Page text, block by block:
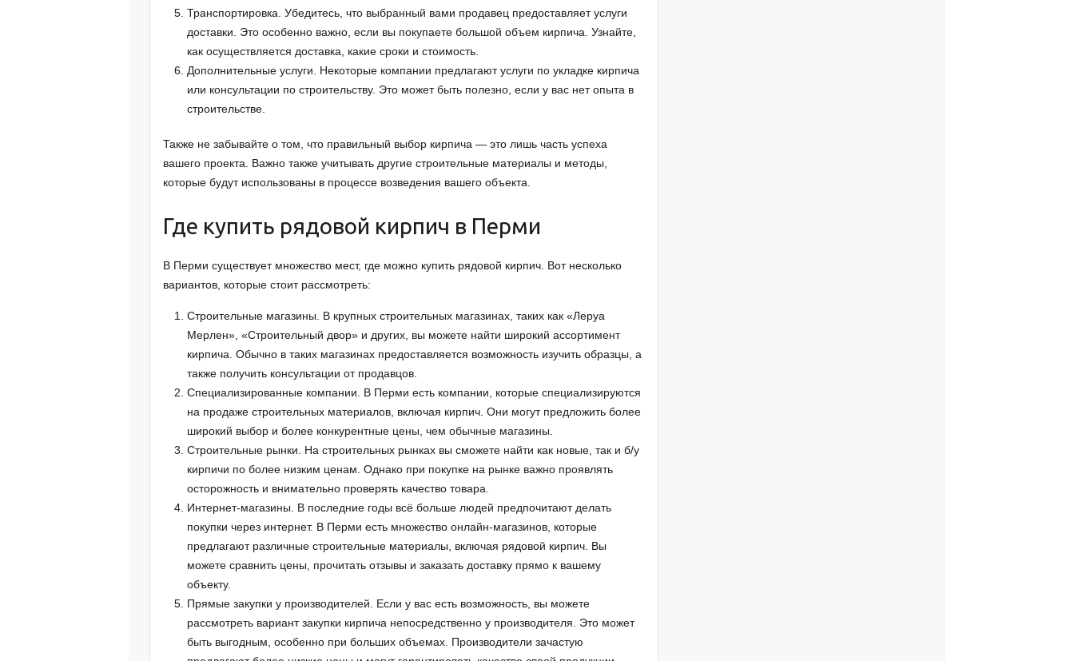
Транспортировка. Убедитесь, что выбранный вами продавец предоставляет услуги
доставки. Это особенно важно, если вы покупаете большой объем кирпича. Узнайте,
как осуществляется доставка, какие сроки и стоимость.
Дополнительные услуги. Некоторые компании предлагают услуги по укладке кирпича
или консультации по строительству. Это может быть полезно, если у вас нет опыта в
строительстве.
Также не забывайте о том, что правильный выбор кирпича — это лишь часть успеха
вашего проекта. Важно также учитывать другие строительные материалы и методы,
которые будут использованы в процессе возведения вашего объекта.
Где купить рядовой кирпич в Перми
В Перми существует множество мест, где можно купить рядовой кирпич. Вот несколько
вариантов, которые стоит рассмотреть:
Строительные магазины. В крупных строительных магазинах, таких как «Леруа
Мерлен», «Строительный двор» и других, вы можете найти широкий ассортимент
кирпича. Обычно в таких магазинах предоставляется возможность изучить образцы, а
также получить консультации от продавцов.
Специализированные компании. В Перми есть компании, которые специализируются
на продаже строительных материалов, включая кирпич. Они могут предложить более
широкий выбор и более конкурентные цены, чем обычные магазины.
Строительные рынки. На строительных рынках вы сможете найти как новые, так и б/у
кирпичи по более низким ценам. Однако при покупке на рынке важно проявлять
осторожность и внимательно проверять качество товара.
Интернет-магазины. В последние годы всё больше людей предпочитают делать
покупки через интернет. В Перми есть множество онлайн-магазинов, которые
предлагают различные строительные материалы, включая рядовой кирпич. Вы
можете сравнить цены, прочитать отзывы и заказать доставку прямо к вашему
объекту.
Прямые закупки у производителей. Если у вас есть возможность, вы можете
рассмотреть вариант закупки кирпича непосредственно у производителя. Это может
быть выгодным, особенно при больших объемах. Производители зачастую